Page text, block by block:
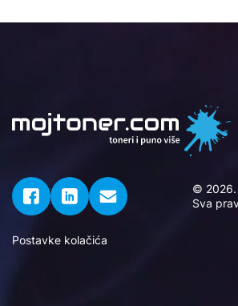
© 2026.
Sva
Postavke kolačića